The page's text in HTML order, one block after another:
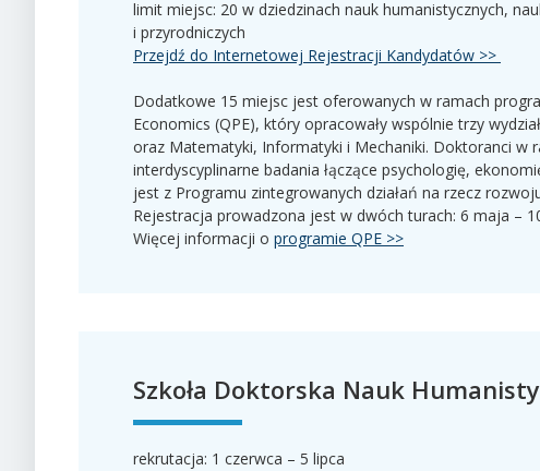
limit miejsc: 20 w dziedzinach nauk humanistycznych,
i przyrodniczych
Przejdź do Internetowej Rejestracji Kandydatów >>
Dodatkowe 15 miejsc jest oferowanych w ramach
Economics (QPE), który opracowały wspólnie trzy
oraz Matematyki, Informatyki i Mechaniki. Doktoranci w
interdyscyplinarne badania łączące psychologię,
jest z Programu zintegrowanych działań na rzecz
Rejestracja prowadzona jest w dwóch turach: 6 maja –
Więcej informacji o programie QPE >>
Szkoła Doktorska Nauk
rekrutacja: 1 czerwca – 5 lipca